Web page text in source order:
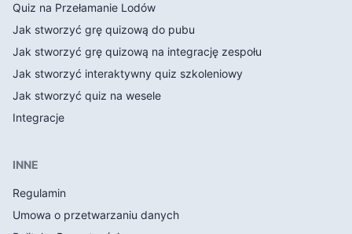
Quiz na Przełamanie Lodów
Jak stworzyć grę quizową do pubu
Jak stworzyć grę quizową na integrację zespołu
Jak stworzyć interaktywny quiz szkoleniowy
Jak stworzyć quiz na wesele
Integracje
INNE
Regulamin
Umowa o przetwarzaniu danych